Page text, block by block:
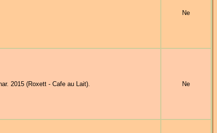
Ne
2015 (Roxett - Cafe au Lait). Ne